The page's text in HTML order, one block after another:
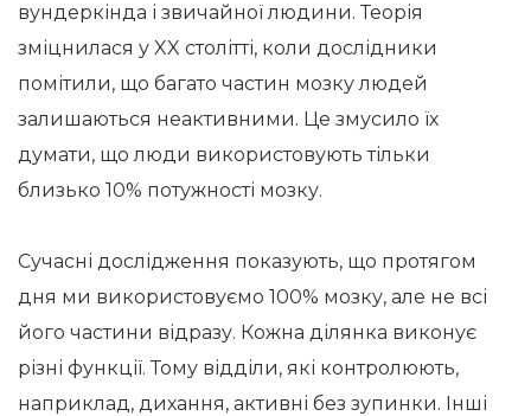
вундеркінда і звичайної людини. Теорія
зміцнилася у XX столітті, коли дослідники
помітили, що багато частин мозку людей
залишаються неактивними. Це змусило їх
думати, що люди використовують тільки
близько 10% потужності мозку.
Сучасні дослідження показують, що протягом
дня ми використовуємо 100% мозку, але не всі
його частини відразу. Кожна ділянка виконує
різні функції. Тому відділи, які контролюють,
наприклад, дихання, активні без зупинки. Інші